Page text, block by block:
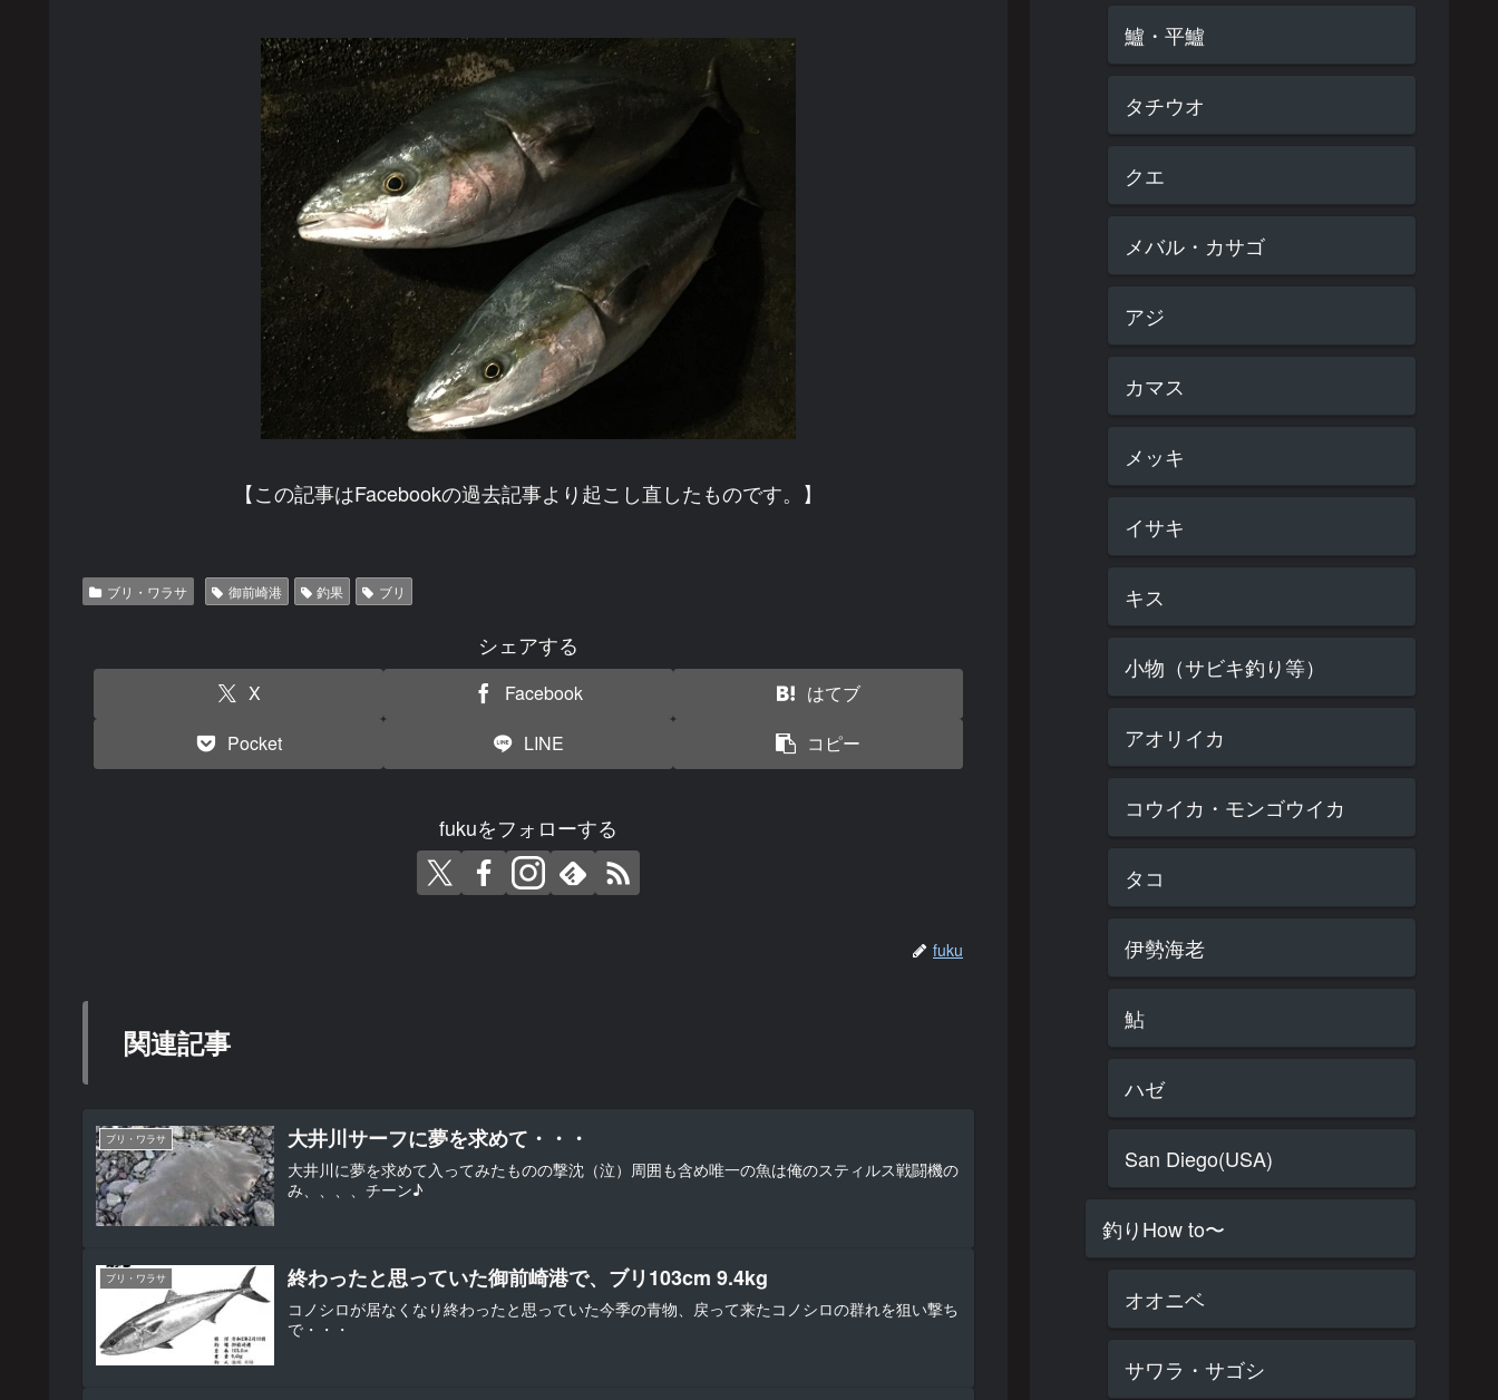
【この記事はFacebookの過去記事より起こし直したものです。】
ブリ・ワラサ 御前崎港 釣果 ブリ
シェアする
X Facebook
はてブ
Pocket
LINE コピー
fukuをフォローする
fuku
関連記事
ブリ・ワラサ 大井川サーフに夢を求めて・・・
大井川に夢を求めて入ってみたものの撃沈（泣）周囲も含め唯一の魚は俺のスティルス戦闘機の
み、、、、チーン♪
ブリ・ワラサ 終わったと思っていた御前崎港で、ブリ103cm 9.4kg
コノシロが居なくなり終わったと思っていた今季の青物、戻って来たコノシロの群れを狙い撃ち
で・・・
鱸・平鱸
タチウオ
クエ
メバル・カサゴ
アジ
カマス
メッキ
イサキ
キス
小物（サビキ釣り等）
アオリイカ
コウイカ・モンゴウイカ
タコ
伊勢海老
鮎
ハゼ
San Diego(USA)
釣りHow to〜
オオニベ
サワラ・サゴシ